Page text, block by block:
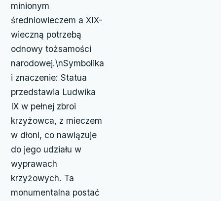
minionym
średniowieczem a XIX-
wieczną potrzebą
odnowy tożsamości
narodowej.\nSymbolika
i znaczenie: Statua
przedstawia Ludwika
IX w pełnej zbroi
krzyżowca, z mieczem
w dłoni, co nawiązuje
do jego udziału w
wyprawach
krzyżowych. Ta
monumentalna postać